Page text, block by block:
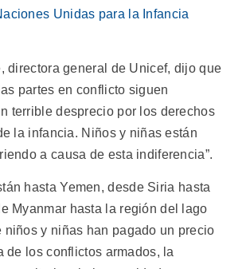
Unidas para la Infancia
directora general de Unicef, dijo que
partes en conflicto siguen
terrible desprecio por los derechos
la infancia. Niños y niñas están
a causa de esta indiferencia”.
hasta Yemen, desde Siria hasta
Myanmar hasta la región del lago
niños y niñas han pagado un precio
de los conflictos armados, la